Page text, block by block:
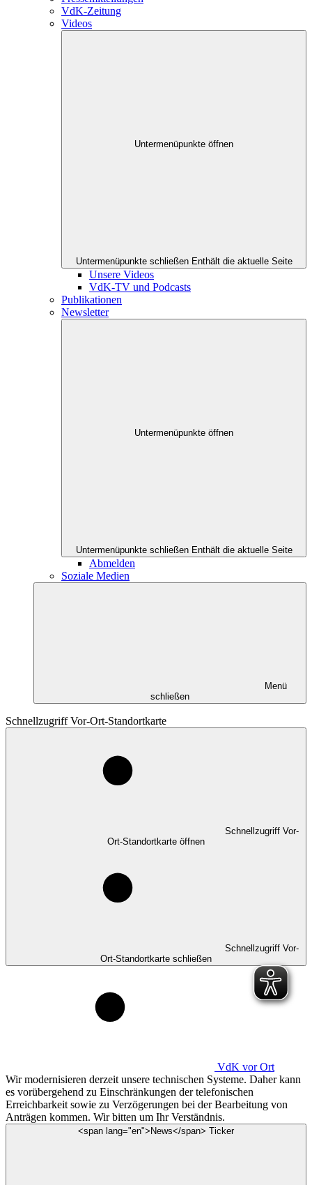
VdK-Zeitung
Videos
Untermenüpunkte öffnen
Untermenüpunkte schließen Enthält die aktuelle Seite
Unsere Videos
VdK-TV und Podcasts
Publikationen
Newsletter
Untermenüpunkte öffnen
Untermenüpunkte schließen Enthält die aktuelle Seite
Abmelden
Soziale Medien
Menü
schließen
Schnellzugriff Vor-Ort-Standortkarte
Schnellzugriff Vor-
Ort-Standortkarte öffnen
Schnellzugriff Vor-
Ort-Standortkarte schließen
VdK vor Ort
Wir modernisieren derzeit unsere technischen Systeme. Daher kann
es vorübergehend zu Einschränkungen der telefonischen
Erreichbarkeit sowie zu Verzögerungen bei der Bearbeitung von
Anträgen kommen. Wir bitten um Ihr Verständnis.
<span lang="en">News</span> Ticker